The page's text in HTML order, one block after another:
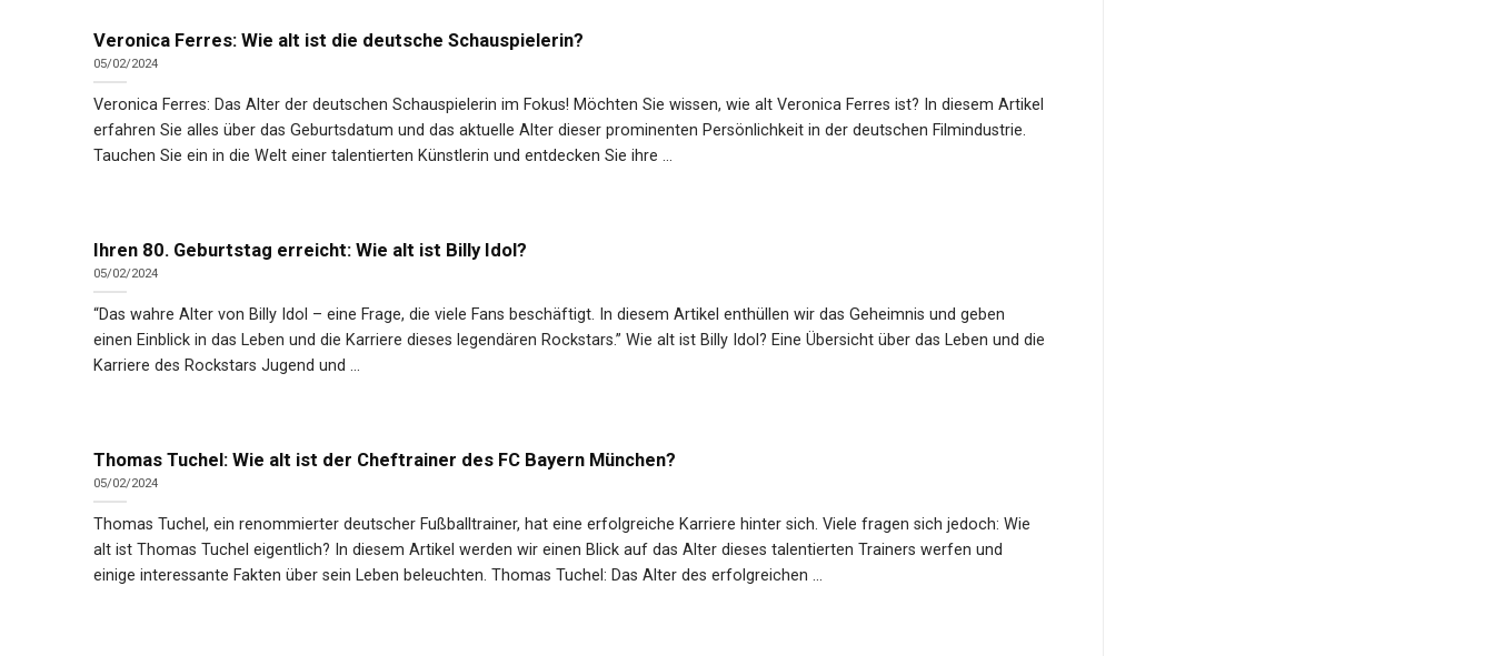
Veronica Ferres: Wie alt ist die deutsche Schauspielerin?
05/02/2024
Veronica Ferres: Das Alter der deutschen Schauspielerin im Fokus! Möchten Sie wissen, wie alt Veronica Ferres ist? In diesem Artikel
erfahren Sie alles über das Geburtsdatum und das aktuelle Alter dieser prominenten Persönlichkeit in der deutschen Filmindustrie.
Tauchen Sie ein in die Welt einer talentierten Künstlerin und entdecken Sie ihre ...
Ihren 80. Geburtstag erreicht: Wie alt ist Billy Idol?
05/02/2024
“Das wahre Alter von Billy Idol – eine Frage, die viele Fans beschäftigt. In diesem Artikel enthüllen wir das Geheimnis und geben
einen Einblick in das Leben und die Karriere dieses legendären Rockstars.” Wie alt ist Billy Idol? Eine Übersicht über das Leben und die
Karriere des Rockstars Jugend und ...
Thomas Tuchel: Wie alt ist der Cheftrainer des FC Bayern München?
05/02/2024
Thomas Tuchel, ein renommierter deutscher Fußballtrainer, hat eine erfolgreiche Karriere hinter sich. Viele fragen sich jedoch: Wie
alt ist Thomas Tuchel eigentlich? In diesem Artikel werden wir einen Blick auf das Alter dieses talentierten Trainers werfen und
einige interessante Fakten über sein Leben beleuchten. Thomas Tuchel: Das Alter des erfolgreichen ...